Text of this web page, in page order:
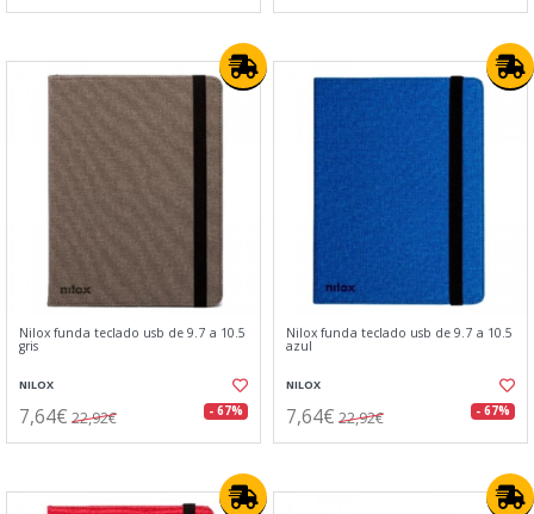
Nilox funda teclado usb de 9.7 a 10.5
gris
NILOX
7,64€ 22,92€ - 67%
Nilox funda teclado usb de 9.7 a 10.5
azul
NILOX
7,64€ 22,92€ - 67%